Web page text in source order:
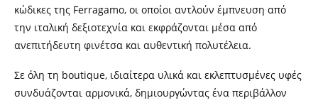
κώδικες της Ferragamo, οι οποίοι αντλούν έμπνευση από
την ιταλική δεξιοτεχνία και εκφράζονται μέσα από
ανεπιτήδευτη φινέτσα και αυθεντική πολυτέλεια.
Σε όλη τη boutique, ιδιαίτερα υλικά και εκλεπτυσμένες υφές
συνδυάζονται αρμονικά, δημιουργώντας ένα περιβάλλον